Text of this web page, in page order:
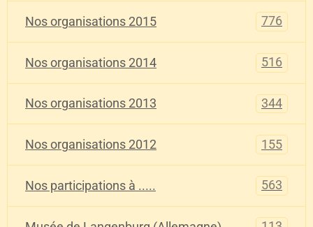
Nos organisations 2015 776
Nos organisations 2014 516
Nos organisations 2013 344
Nos organisations 2012 155
Nos participations à ..... 563